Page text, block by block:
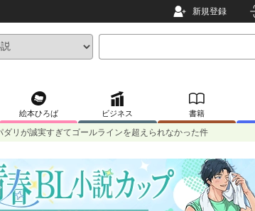
新規登録
絵本ひろば ビジネス 書籍
リが誠実すぎてゴールラインを超えられなかった件